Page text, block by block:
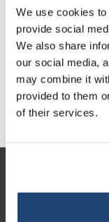
We use cookies
provide social
We also share
our social media,
may combine it
provided to them
of their services.
Informatie